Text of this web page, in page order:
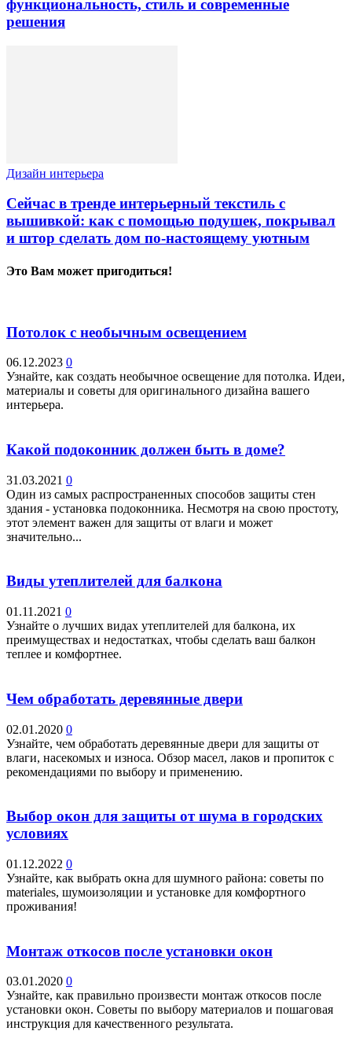
функциональность, стиль и современные
решения
Дизайн интерьера
Сейчас в тренде интерьерный текстиль с
вышивкой: как с помощью подушек, покрывал
и штор сделать дом по-настоящему уютным
Это Вам может пригодиться!
Потолок с необычным освещением
06.12.2023 0
Узнайте, как создать необычное освещение для потолка. Идеи,
материалы и советы для оригинального дизайна вашего
интерьера.
Какой подоконник должен быть в доме?
31.03.2021 0
Один из самых распространенных способов защиты стен
здания - установка подоконника. Несмотря на свою простоту,
этот элемент важен для защиты от влаги и может
значительно...
Виды утеплителей для балкона
01.11.2021 0
Узнайте о лучших видах утеплителей для балкона, их
преимуществах и недостатках, чтобы сделать ваш балкон
теплее и комфортнее.
Чем обработать деревянные двери
02.01.2020 0
Узнайте, чем обработать деревянные двери для защиты от
влаги, насекомых и износа. Обзор масел, лаков и пропиток с
рекомендациями по выбору и применению.
Выбор окон для защиты от шума в городских
условиях
01.12.2022 0
Узнайте, как выбрать окна для шумного района: советы по
materiales, шумоизоляции и установке для комфортного
проживания!
Монтаж откосов после установки окон
03.01.2020 0
Узнайте, как правильно произвести монтаж откосов после
установки окон. Советы по выбору материалов и пошаговая
инструкция для качественного результата.